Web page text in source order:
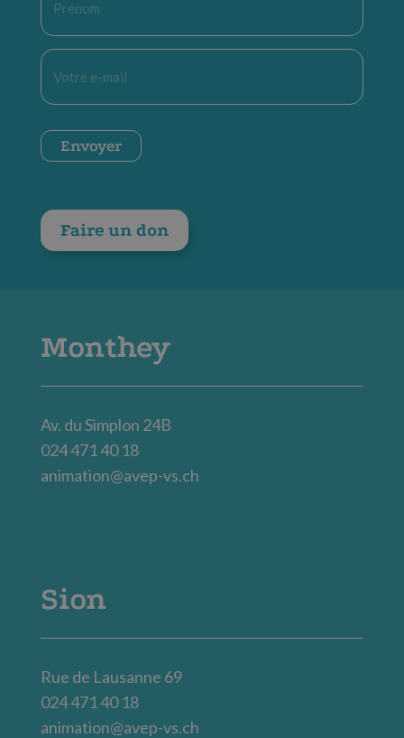
E-
mail
CAPTCHA
Envoyer
Faire un don
Monthey
Av. du Simplon 24B
024 471 40 18
animation@avep-vs.ch
Sion
Rue de Lausanne 69
024 471 40 18
animation@avep-vs.ch